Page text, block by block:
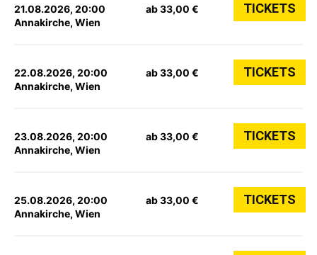
21.08.2026, 20:00
Annakirche, Wien
ab 33,00 € TICKETS
22.08.2026, 20:00
Annakirche, Wien
ab 33,00 € TICKETS
23.08.2026, 20:00
Annakirche, Wien
ab 33,00 € TICKETS
25.08.2026, 20:00
Annakirche, Wien
ab 33,00 € TICKETS